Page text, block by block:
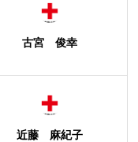
古宮 俊幸
近藤 麻紀子